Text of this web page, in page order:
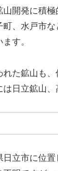
山開発に積
町、水戸市
す。
れた鉱山も
日立鉱山、
日立市に位